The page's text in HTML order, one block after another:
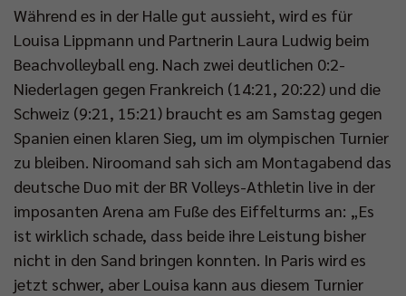
Während es in der Halle gut aussieht, wird es für
Louisa Lippmann und Partnerin Laura Ludwig beim
Beachvolleyball eng. Nach zwei deutlichen 0:2-
Niederlagen gegen Frankreich (14:21, 20:22) und die
Schweiz (9:21, 15:21) braucht es am Samstag gegen
Spanien einen klaren Sieg, um im olympischen Turnier
zu bleiben. Niroomand sah sich am Montagabend das
deutsche Duo mit der BR Volleys-Athletin live in der
imposanten Arena am Fuße des Eiffelturms an: „Es
ist wirklich schade, dass beide ihre Leistung bisher
nicht in den Sand bringen konnten. In Paris wird es
jetzt schwer, aber Louisa kann aus diesem Turnier